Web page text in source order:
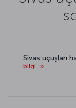
Sivas uçuşları
bilgi